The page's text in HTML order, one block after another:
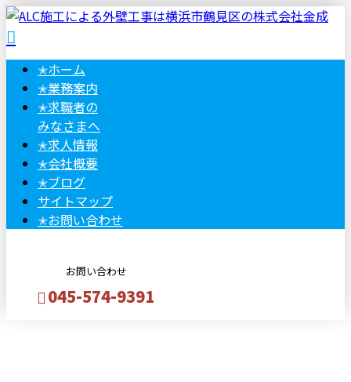
✭ホーム
✭業務案内
✭求職者の
みなさまへ
✭求人情報
✭会社概要
✭ブログ
サイトマップ
✭お問い合わせ
お問い合わせ
045-574-9391